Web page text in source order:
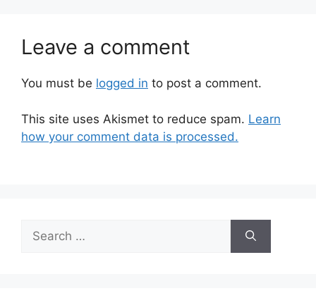
Leave a comment
You must be logged in to post a comment.
This site uses Akismet to reduce spam. Learn
how your comment data is processed.